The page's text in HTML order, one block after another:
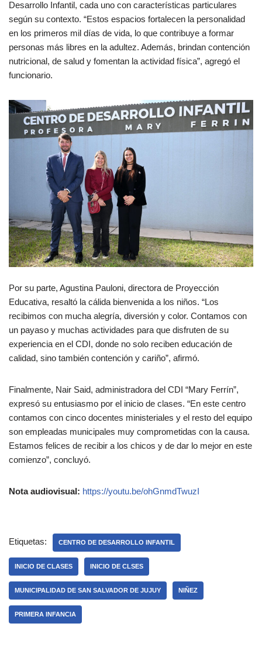
Desarrollo Infantil, cada uno con características particulares
según su contexto. “Estos espacios fortalecen la personalidad
en los primeros mil días de vida, lo que contribuye a formar
personas más libres en la adultez. Además, brindan contención
nutricional, de salud y fomentan la actividad física”, agregó el
funcionario.
Por su parte, Agustina Pauloni, directora de Proyección
Educativa, resaltó la cálida bienvenida a los niños. “Los
recibimos con mucha alegría, diversión y color. Contamos con
un payaso y muchas actividades para que disfruten de su
experiencia en el CDI, donde no solo reciben educación de
calidad, sino también contención y cariño”, afirmó.
Finalmente, Nair Said, administradora del CDI “Mary Ferrín”,
expresó su entusiasmo por el inicio de clases. “En este centro
contamos con cinco docentes ministeriales y el resto del equipo
son empleadas municipales muy comprometidas con la causa.
Estamos felices de recibir a los chicos y de dar lo mejor en este
comienzo”, concluyó.
Nota audiovisual: https://youtu.be/ohGnmdTwuzI
Etiquetas: CENTRO DE DESARROLLO INFANTIL
INICIO DE CLASES INICIO DE CLSES
MUNICIPALIDAD DE SAN SALVADOR DE JUJUY NIÑEZ
PRIMERA INFANCIA